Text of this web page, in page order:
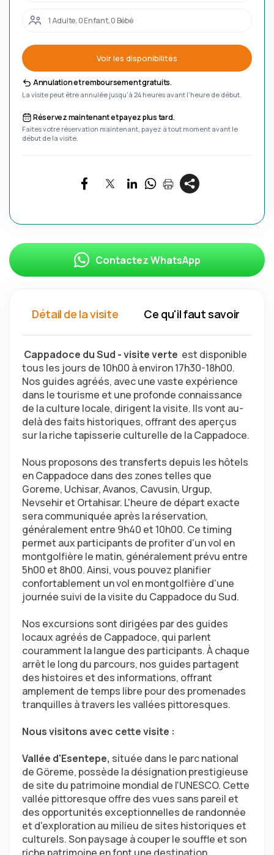
Détail de la visite Ce qu'il faut savoir
Cappadoce du Sud - visite verte est disponible
tous les jours de 10h00 à environ 17h30-18h00.
Nos guides agréés, avec une vaste expérience
dans le tourisme et une profonde connaissance
de la culture locale, dirigent la visite. Ils vont au-
delà des faits historiques, offrant des aperçus
sur la riche tapisserie culturelle de la Cappadoce.
Nous proposons des transferts depuis les hôtels
en Cappadoce dans des zones telles que
Goreme, Uchisar, Avanos, Cavusin, Urgup,
Nevsehir et Ortahisar. L'heure de départ exacte
sera communiquée après la réservation,
généralement entre 9h40 et 10h00. Ce timing
permet aux participants de profiter d'un vol en
montgolfière le matin, généralement prévu entre
5h00 et 8h00. Ainsi, vous pouvez planifier
confortablement un vol en montgolfière d'une
journée suivi de la visite du Cappadoce du Sud.
Nos excursions sont dirigées par des guides
locaux agréés de Cappadoce, qui parlent
couramment la langue des participants. À chaque
arrêt le long du parcours, nos guides partagent
des histoires et des informations, offrant
amplement de temps libre pour des promenades
tranquilles à travers les vallées pittoresques.
Nous visitons avec cette visite :
Vallée d'Esentepe, située dans le parc national
de Göreme, possède la désignation prestigieuse
de site du patrimoine mondial de l'UNESCO. Cette
vallée pittoresque offre des vues sans pareil et
des opportunités exceptionnelles de randonnée
et d'exploration au milieu de sites historiques et
culturels. Son paysage à couper le souffle et son
1 Adulte, 0 Enfant, 0 Bébé
Voir les disponibilités
Annulation et remboursement gratuits.
La visite peut être annulée jusqu'à 24 heures avant l'heure de début.
Réservez maintenant et payez plus tard.
Faites votre réservation maintenant, payez à tout moment avant le
début de la visite.
Contactez WhatsApp